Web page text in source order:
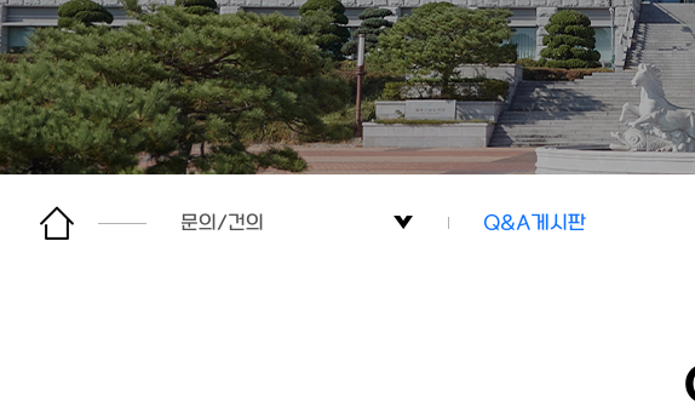
문의/건의 Q&A게시판